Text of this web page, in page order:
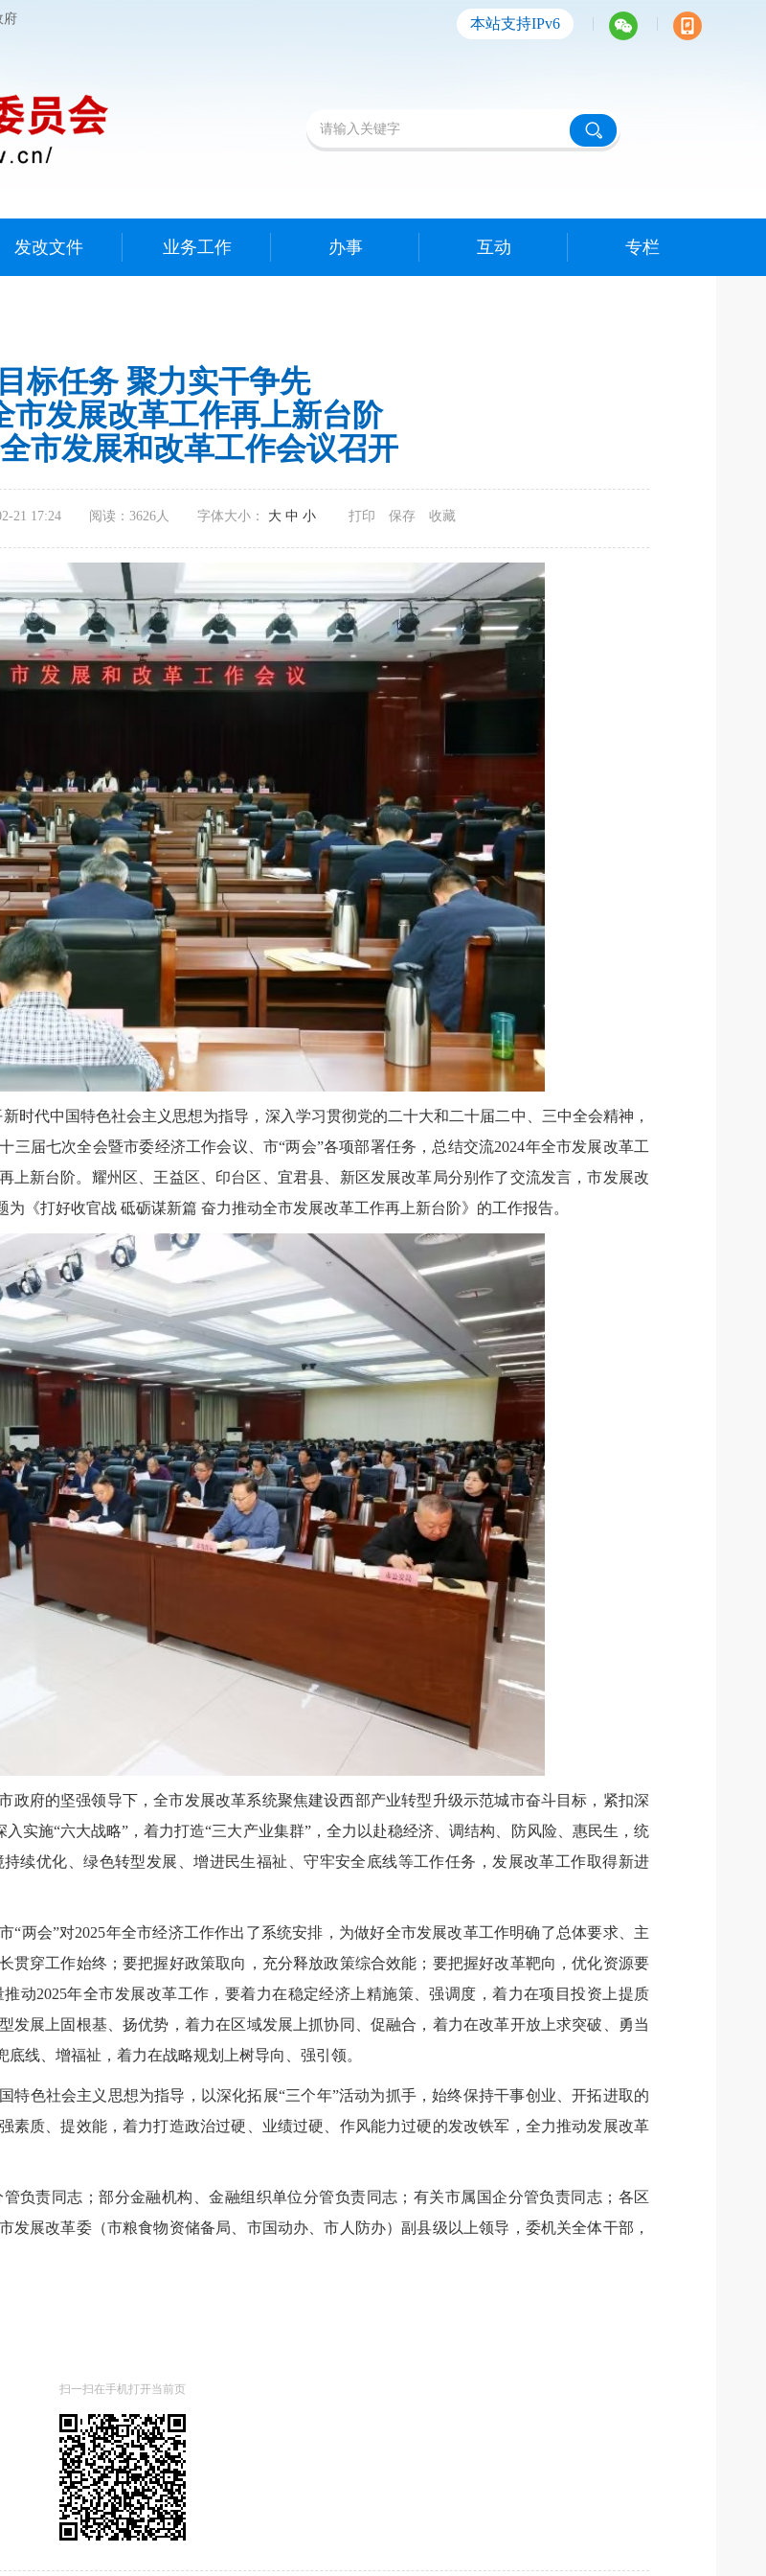
府 本站支持IPv6 | |
发改文件 业务工作 办事 互动 专栏
标任务 聚力实干争先
市发展改革工作再上新台阶
市发展和改革工作会议召开
21 17:24 阅读： 3626人 字体大小： 大 中 小 打印 保存 收藏
时代中国特色社会主义思想为指导，深入学习贯彻党的二十大和二十届二中、三中全会精神，
届七次全会暨市委经济工作会议、市“两会”各项部署任务，总结交流2024年全市发展改革工
上新台阶。耀州区、王益区、印台区、宜君县、新区发展改革局分别作了交流发言，市发展改
《打好收官战 砥砺谋新篇 奋力推动全市发展改革工作再上新台阶》的工作报告。
政府的坚强领导下，全市发展改革系统聚焦建设西部产业转型升级示范城市奋斗目标，紧扣深
实施“六大战略”，着力打造“三大产业集群”，全力以赴稳经济、调结构、防风险、惠民生，统
续优化、绿色转型发展、增进民生福祉、守牢安全底线等工作任务，发展改革工作取得新进
两会”对2025年全市经济工作作出了系统安排，为做好全市发展改革工作明确了总体要求、主
贯穿工作始终；要把握好政策取向，充分释放政策综合效能；要把握好改革靶向，优化资源要
动2025年全市发展改革工作，要着力在稳定经济上精施策、强调度，着力在项目投资上提质
发展上固根基、扬优势，着力在区域发展上抓协同、促融合，着力在改革开放上求突破、勇当
线、增福祉，着力在战略规划上树导向、强引领。
特色社会主义思想为指导，以深化拓展“三个年”活动为抓手，始终保持干事创业、开拓进取的
素质、提效能，着力打造政治过硬、业绩过硬、作风能力过硬的发改铁军，全力推动发展改革
负责同志；部分金融机构、金融组织单位分管负责同志；有关市属国企分管负责同志；各区
展改革委（市粮食物资储备局、市国动办、市人防办）副县级以上领导，委机关全体干部，
扫一扫在手机打开当前页